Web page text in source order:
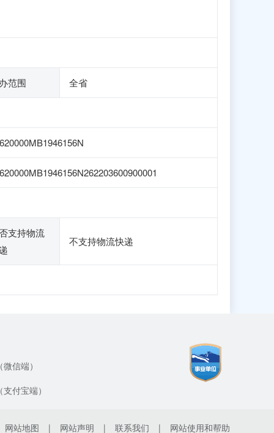
范围 全省
支持物流
不支持物流快递
信端）
付宝端）
网站地图 | 网站声明 | 联系我们 | 网站使用和帮助